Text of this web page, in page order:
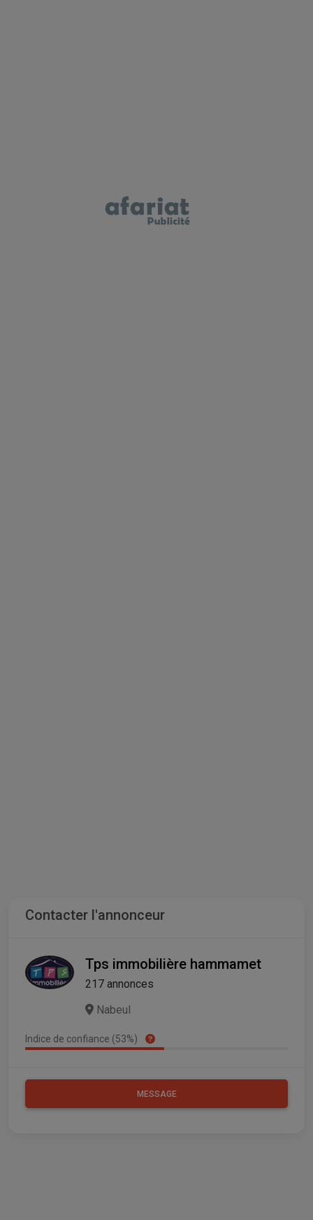
Contacter l'annonceur
Tps immobilière hammamet
217 annonces
Nabeul
Indice de confiance (53%)
MESSAGE